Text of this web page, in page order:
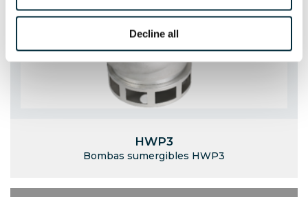
Decline all
HWP3
Bombas sumergibles HWP3